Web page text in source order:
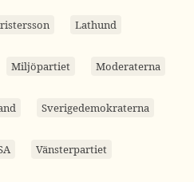
Lathund
Miljöpartiet Moderaterna
Sverigedemokraterna
Vänsterpartiet